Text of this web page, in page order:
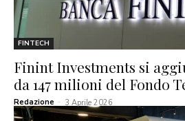
FINTECH
Finint Investments si
da 147 milioni del Fondo
Redazione - 3 Aprile 2026